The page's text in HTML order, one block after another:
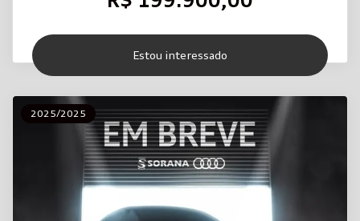
Estou interessado
2025/2025